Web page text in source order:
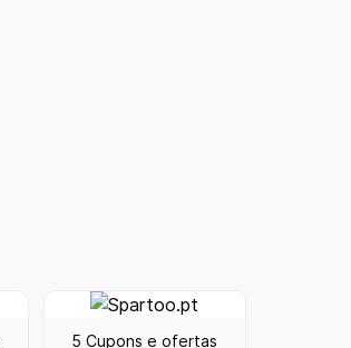
5 Cupons e ofertas